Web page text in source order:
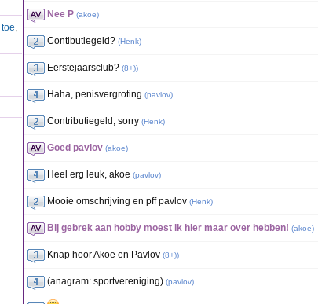
toe,
Nee P (akoe)
Contibutiegeld? (Henk)
Eerstejaarsclub? (8+))
Haha, penisvergroting (pavlov)
Contributiegeld, sorry (Henk)
Goed pavlov (akoe)
Heel erg leuk, akoe (pavlov)
Mooie omschrijving en pff pavlov (Henk)
Bij gebrek aan hobby moest ik hier maar over hebben! (akoe)
Knap hoor Akoe en Pavlov (8+))
(anagram: sportvereniging) (pavlov)